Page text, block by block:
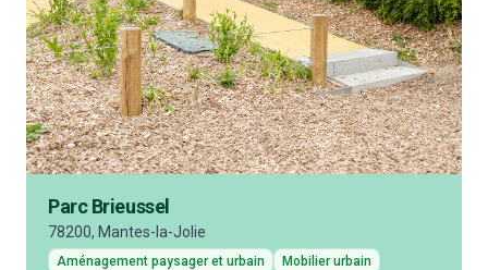
Parc Brieussel
78200, Mantes-la-Jolie
Aménagement paysager et urbain
Mobilier urbain